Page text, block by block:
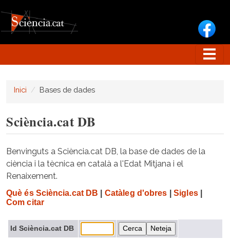
Inici Bases de dades
Sciència.cat DB
Benvinguts a Sciència.cat DB, la base de dades de la
ciència i la tècnica en català a l'Edat Mitjana i el
Renaixement.
Què és Sciència.cat DB Catàleg d'obres Sigles|
Com citar
Id Sciència.cat DB